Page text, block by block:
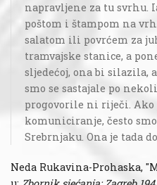
napravljene za tu svrhu.
poštom i štampom na
salatom ili povrćem za
tramvajske stanice, a
sljedećoj, ona bi silazila,
smo se sastajale po
progovorile ni riječi. Ako
komuniciranje, često
Srebrnjaku. Ona je tada
Neda Rukavina-Prohaska,